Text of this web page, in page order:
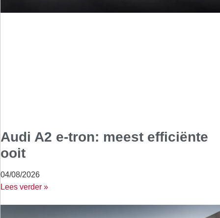
Audi A2 e-tron: meest efficiënte
ooit
04/08/2026
Lees verder »